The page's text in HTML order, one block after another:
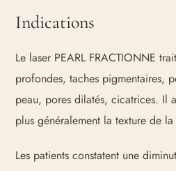
Indications
Le laser PEARL FRACTIONNE
profondes, taches pigmentaires,
peau, pores dilatés, cicatrices. Il
plus généralement la texture de
Les patients constatent une